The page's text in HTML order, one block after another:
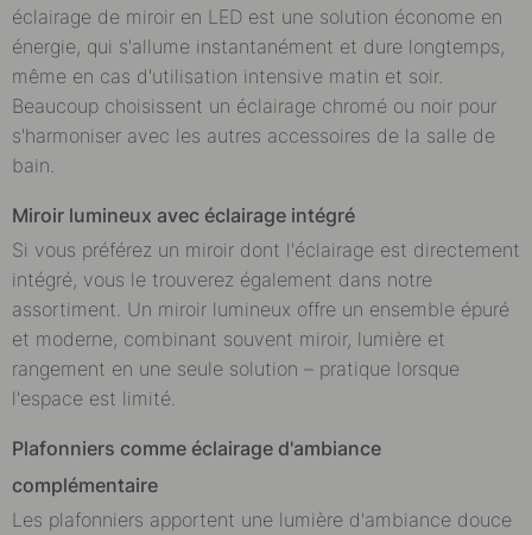
éclairage de miroir en LED est une solution économe en
énergie, qui s'allume instantanément et dure longtemps,
même en cas d'utilisation intensive matin et soir.
Beaucoup choisissent un éclairage chromé ou noir pour
s'harmoniser avec les autres accessoires de la salle de
bain.
Miroir lumineux avec éclairage intégré
Si vous préférez un miroir dont l'éclairage est directement
intégré, vous le trouverez également dans notre
assortiment. Un miroir lumineux offre un ensemble épuré
et moderne, combinant souvent miroir, lumière et
rangement en une seule solution – pratique lorsque
l'espace est limité.
Plafonniers comme éclairage d'ambiance
complémentaire
Les plafonniers apportent une lumière d'ambiance douce